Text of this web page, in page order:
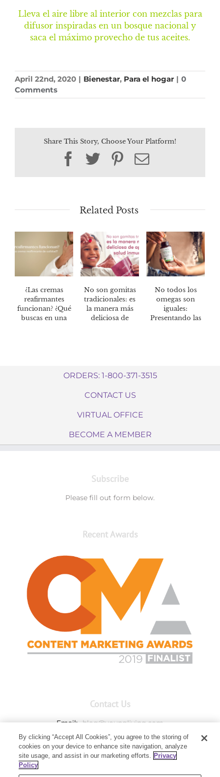
Lleva el aire libre al interior con mezclas para
difusor inspiradas en un bosque nacional y
saca el máximo provecho de tus aceites.
April 22nd, 2020 | Bienestar, Para el hogar | 0
Comments
Share This Story, Choose Your Platform!
Facebook
TwitterPinterest
Email
Related Posts
¿Las cremas
reafirmantes
funcionan? ¿Qué
buscas en una
No son gomitas
tradicionales: es
la manera más
deliciosa de
No todos los
omegas son
iguales:
Presentando las
ORDERS: 1-800-371-3515
CONTACT US
VIRTUAL OFFICE
BECOME A MEMBER
Subscribe
Please fill out form below.
Recent Awards
Contact Us
Email: blog@youngliving.com
Member Services: 1-800-371-3515
Young Living Global Headquarters
Lehi, UT 84043
By clicking “Accept All Cookies”, you agree to the storing of
cookies on your device to enhance site navigation, analyze
site usage, and assist in our marketing efforts. Privacy
Policy